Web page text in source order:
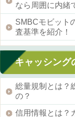
なら周囲に内緒
SMBCモビット
査基準を紹介！
キャッシング
総量規制とは？
の？
信用情報とは？